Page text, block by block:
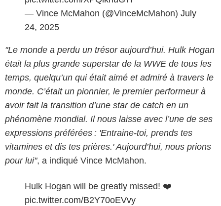
— Vince McMahon (@VinceMcMahon) July
24, 2025
"Le monde a perdu un trésor aujourd’hui. Hulk Hogan
était la plus grande superstar de la WWE de tous les
temps, quelqu’un qui était aimé et admiré à travers le
monde. C’était un pionnier, le premier performeur à
avoir fait la transition d’une star de catch en un
phénomène mondial. Il nous laisse avec l’une de ses
expressions préférées : 'Entraine-toi, prends tes
vitamines et dis tes prières.' Aujourd’hui, nous prions
pour lui", a indiqué Vince McMahon.
Hulk Hogan will be greatly missed! ❤️
pic.twitter.com/B2Y70oEVvy